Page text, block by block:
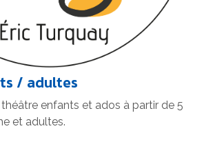
/ adultes
enfants et ados à partir de 5
et adultes.